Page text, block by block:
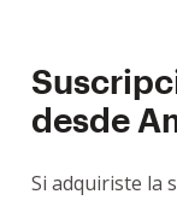
desde
Si adquiriste la